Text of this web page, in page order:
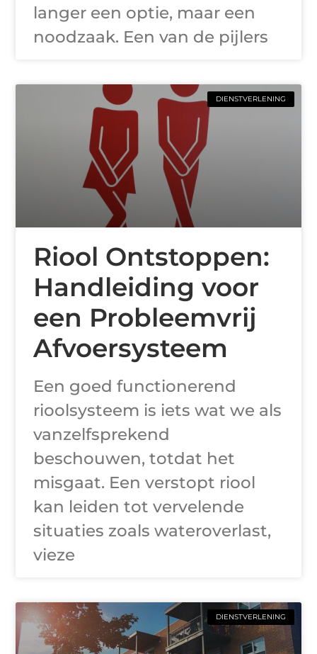
langer een optie, maar een
noodzaak. Een van de pijlers
DIENSTVERLENING
Riool Ontstoppen:
Handleiding voor
een Probleemvrij
Afvoersysteem
Een goed functionerend
rioolsysteem is iets wat we als
vanzelfsprekend
beschouwen, totdat het
misgaat. Een verstopt riool
kan leiden tot vervelende
situaties zoals wateroverlast,
vieze
DIENSTVERLENING